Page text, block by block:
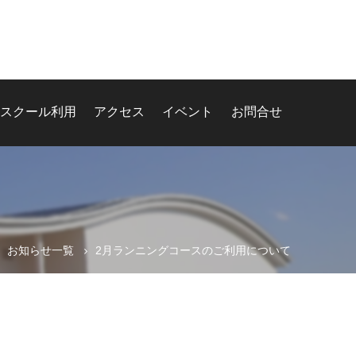
スクール利用 アクセス イベント お問合せ
お知らせ一覧 2月ランニングコースのご利用について